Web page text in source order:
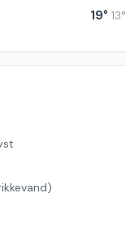
19° 13°